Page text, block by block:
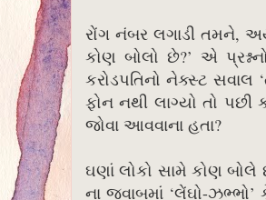
રોંગ નંબર લગાડી તમને,
કોણ બોલો છે?’ એ
કરોડપતિનો નેક્સ્ટ
ફોન નથી લાગ્યો તો પછી
જોવા આવવાના હતા?
ઘણાં લોકો સામે કોણ
ના જવાબમાં ‘લેંઘો-